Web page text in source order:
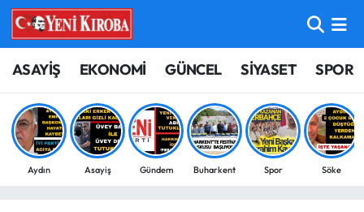
ASAYİŞ EKONOMİ GÜNCEL SİYASET SPOR
Aydın Asayiş Gündem Buharkent Spor Söke
ASAYİŞ
BİLİM-TEKNOLOJİ
ÇEVRE
Aydın Nöbetçi Eczaneler
Aydın Hava Durumu
Aydin Namaz Vakitleri